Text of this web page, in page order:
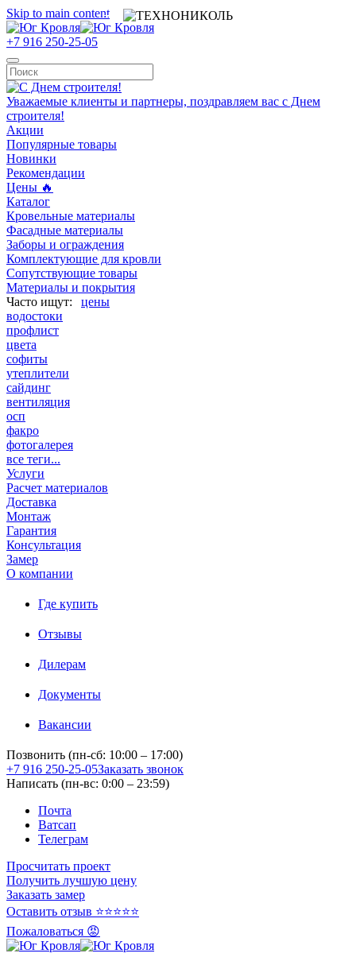
Skip to main content
+7 916 250-25-05
Уважаемые клиенты и партнеры, поздравляем вас с Днем
строителя!
Акции
Популярные товары
Новинки
Рекомендации
Цены 🔥
Каталог
Кровельные материалы
Фасадные материалы
Заборы и ограждения
Комплектующие для кровли
Сопутствующие товары
Материалы и покрытия
цены
водостоки
профлист
цвета
софиты
утеплители
сайдинг
вентиляция
осп
факро
фотогалерея
все теги...
Услуги
Расчет материалов
Доставка
Монтаж
Гарантия
Консультация
Замер
О компании
Где купить
Отзывы
Дилерам
Документы
Вакансии
Позвонить (пн-сб: 10:00 – 17:00)
+7 916 250-25-05Заказать звонок
Написать (пн-вс: 0:00 – 23:59)
Почта
Ватсап
Телеграм
Просчитать проект
Получить лучшую цену
Заказать замер
Оставить отзыв ⭐⭐⭐⭐⭐
Пожаловаться 😡